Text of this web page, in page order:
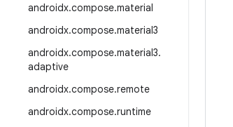
androidx.compose.material
androidx.compose.material3
androidx.compose.material3.
adaptive
androidx.compose.remote
androidx.compose.runtime